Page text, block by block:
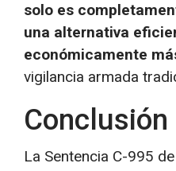
solo es
una alternativa
económicamente
vigilancia armada
Conclusión
La Sentencia C-995